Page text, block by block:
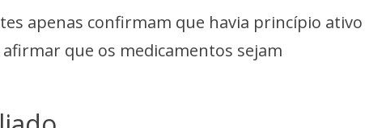
apenas confirmam que havia princípio ativo
que os medicamentos sejam